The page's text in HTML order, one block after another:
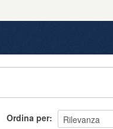
Ordina per